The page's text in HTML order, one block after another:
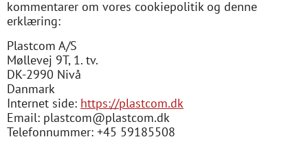
kommentarer om vores cookiepolitik og denne
erklæring:
Plastcom A/S
Møllevej 9T, 1. tv.
DK-2990 Nivå
Danmark
Internet side: https://plastcom.dk
Email: plastcom@plastcom.dk
Telefonnummer: +45 59185508